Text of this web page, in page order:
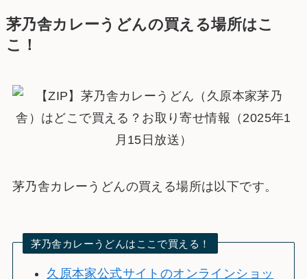
茅乃舎カレーうどんの買える場所はこ
こ！
茅乃舎カレーうどんの買える場所は以下です。
茅乃舎カレーうどんはここで買える！
久原本家公式サイトのオンラインショッ